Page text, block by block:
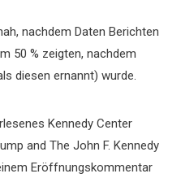
nachdem Daten Berichten
50 % zeigten, nachdem
diesen ernannt) wurde.
Kennedy Center
and The John F. Kennedy
Eröffnungskommentar